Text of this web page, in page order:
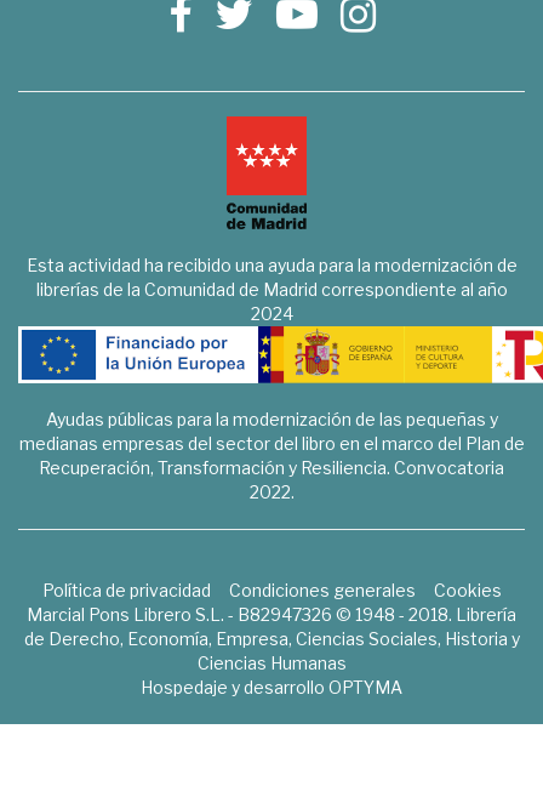
Esta actividad ha recibido una ayuda para la modernización de
librerías de la Comunidad de Madrid correspondiente al año
2024
Ayudas públicas para la modernización de las pequeñas y
medianas empresas del sector del libro en el marco del Plan de
Recuperación, Transformación y Resiliencia. Convocatoria
2022.
Política de privacidad Condiciones generales
Cookies
Marcial Pons Librero S.L. - B82947326 © 1948 - 2018. Librería
de Derecho, Economía, Empresa, Ciencias Sociales, Historia y
Ciencias Humanas
Hospedaje y desarrollo OPTYMA